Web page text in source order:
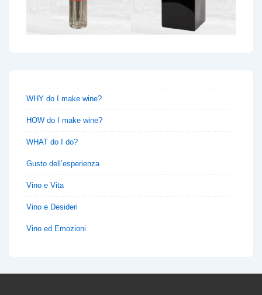
WHY do I make wine?
HOW do I make wine?
WHAT do I do?
Gusto dell’esperienza
Vino e Vita
Vino e Desideri
Vino ed Emozioni